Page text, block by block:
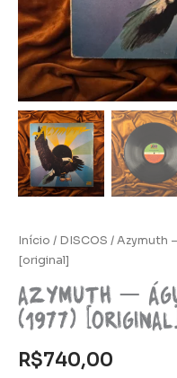
Início / DISCOS / Azymuth
[original]
Azymuth –
(1977)
R$740,00